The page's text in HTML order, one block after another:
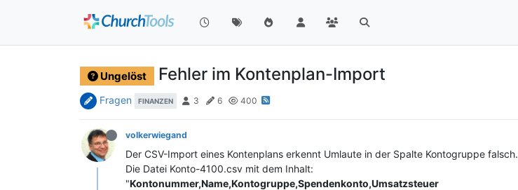
Ungelöst Fehler im Kontenplan-Import
Fragen FINANZEN 3 6 400
volkerwiegand
Der CSV-Import eines Kontenplans erkennt Umlaute in der Spalte Kontogruppe falsch.
Die Datei Konto-4100.csv mit dem Inhalt:
"Kontonummer,Name,Kontogruppe,Spendenkonto,Umsatzsteuer